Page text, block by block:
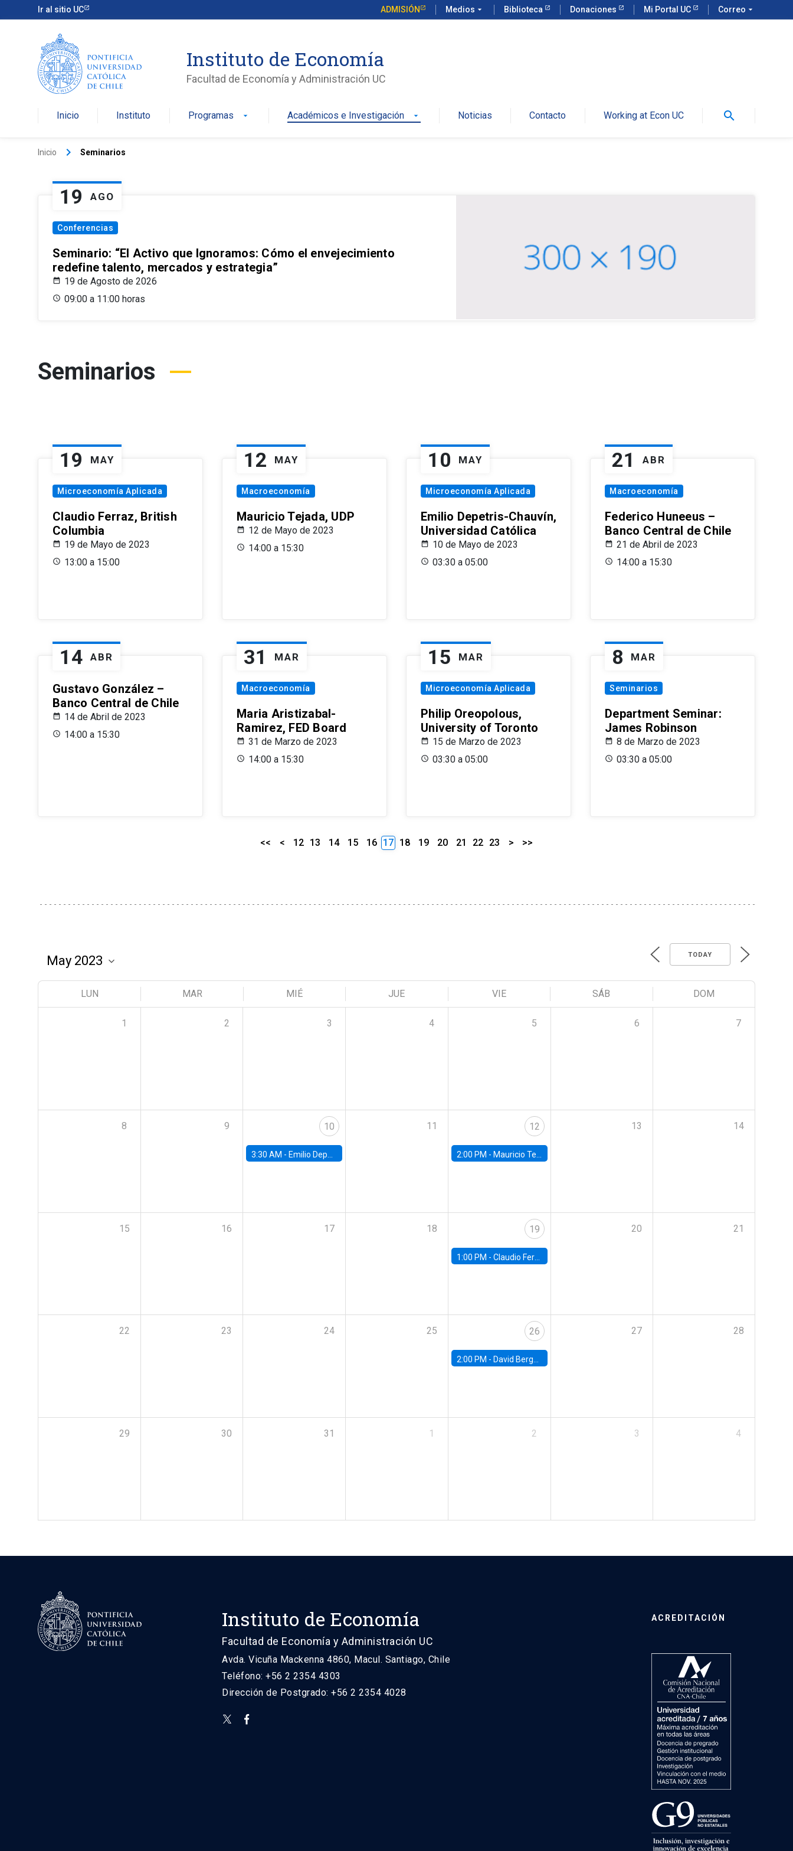
Ir al sitio UC ADMISIÓN Medios arrow_drop_down Biblioteca Donaciones Mi Portal UC Correo arrow_drop_down
Instituto de Economía
Facultad de Economía y Administración UC
Inicio Instituto Programas arrow_drop_down Académicos e Investigación arrow_drop_down Noticias Contacto Working at Econ UC search
Inicio keyboard_arrow_right Seminarios
19 AGO
Conferencias
Seminario: “El Activo que Ignoramos: Cómo el envejecimiento
redefine talento, mercados y estrategia”
19 de Agosto de 2026
09:00 a 11:00 horas
Seminarios
19 MAY
Microeconomía Aplicada
Claudio Ferraz, British
Columbia
19 de Mayo de 2023
13:00 a 15:00
12 MAY
Macroeconomía
Mauricio Tejada, UDP
12 de Mayo de 2023
14:00 a 15:30
10 MAY
Microeconomía Aplicada
Emilio Depetris-Chauvín,
Universidad Católica
10 de Mayo de 2023
03:30 a 05:00
21 ABR
Macroeconomía
Federico Huneeus –
Banco Central de Chile
21 de Abril de 2023
14:00 a 15:30
14 ABR
Gustavo González –
Banco Central de Chile
14 de Abril de 2023
14:00 a 15:30
31 MAR
Macroeconomía
Maria Aristizabal-
Ramirez, FED Board
31 de Marzo de 2023
14:00 a 15:30
15 MAR
Microeconomía Aplicada
Philip Oreopolous,
University of Toronto
15 de Marzo de 2023
03:30 a 05:00
8 MAR
Seminarios
Department Seminar:
James Robinson
8 de Marzo de 2023
03:30 a 05:00
<< < 12 13 14 15 16 17 18 19 20 21 22 23 > >>
TODAY
LUN MAR MIÉ JUE VIE SÁB DOM
1 2 3 4 5 6 7
8 9 10
3:30 AM - Emilio Depetris-Chauvín, Universidad Católica
11 12
2:00 PM - Mauricio Tejada, UDP
13 14
15 16 17 18 19
1:00 PM - Claudio Ferraz, British Columbia
20 21
22 23 24 25 26
2:00 PM - David Berger, Duke
27 28
29 30 31 1 2 3 4
Instituto de Economía
Facultad de Economía y Administración UC
Avda. Vicuña Mackenna 4860, Macul. Santiago, Chile
Teléfono: +56 2 2354 4303
Dirección de Postgrado: +56 2 2354 4028
ACREDITACIÓN